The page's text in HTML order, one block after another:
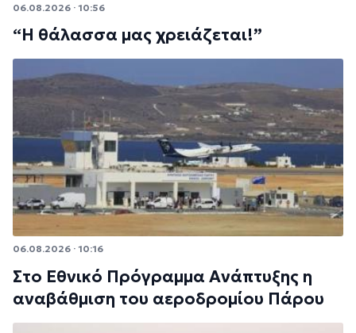
06.08.2026 · 10:56
“Η θάλασσα μας χρειάζεται!”
06.08.2026 · 10:16
Στο Εθνικό Πρόγραμμα Ανάπτυξης η
αναβάθμιση του αεροδρομίου Πάρου